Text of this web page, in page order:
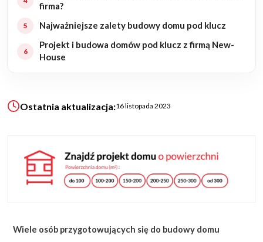
Ogrody
KALKULATOR BUDOWY
KONAKT
firma?
Najważniejsze zalety budowy domu pod klucz
Projekt i budowa domów pod klucz z firmą New-
House
Ostatnia aktualizacja:16 listopada 2023
Wiele osób przygotowujących się do budowy domu